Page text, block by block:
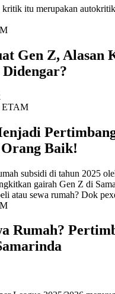
Gen Z, Alasan
ETAM
Baik!
Rumah?